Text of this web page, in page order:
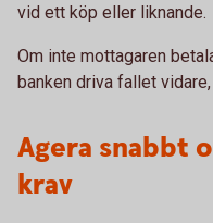
vid ett köp eller liknande.
Om inte mottagaren
banken driva fallet
Agera snabbt
krav